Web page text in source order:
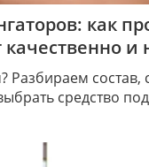
как
качественно и
Разбираем состав,
средство